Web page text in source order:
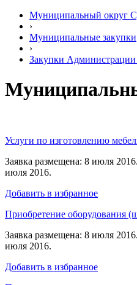
Муниципальный округ
›
Муниципальные закупки
›
Закупки Администрации
Услуги по изготовлению
Заявка размещена: 8 июля
июля 2016.
Добавить в избранное
Приобретение оборудования
Заявка размещена: 8 июля
июля 2016.
Добавить в избранное